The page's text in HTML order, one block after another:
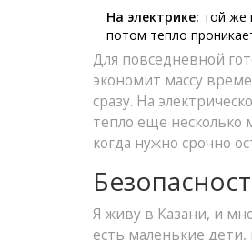
На электрике: той же
потом тепло
Для повседневной
экономит массу
сразу. На
тепло еще
когда нужно срочно
Я живу в Казани, и
есть маленькие